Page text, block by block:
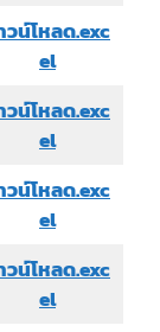
วน์โหลด.exc
el
วน์โหลด.exc
el
วน์โหลด.exc
el
วน์โหลด.exc
el